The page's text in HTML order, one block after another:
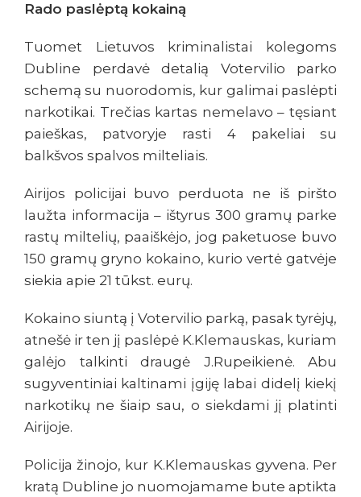
Rado paslėptą kokainą
Tuomet Lietuvos kriminalistai kolegoms
Dubline perdavė detalią Votervilio parko
schemą su nuorodomis, kur galimai paslėpti
narkotikai. Trečias kartas nemelavo – tęsiant
paieškas, patvoryje rasti 4 pakeliai su
balkšvos spalvos milteliais.
Airijos policijai buvo perduota ne iš piršto
laužta informacija – ištyrus 300 gramų parke
rastų miltelių, paaiškėjo, jog paketuose buvo
150 gramų gryno kokaino, kurio vertė gatvėje
siekia apie 21 tūkst. eurų.
Kokaino siuntą į Votervilio parką, pasak tyrėjų,
atnešė ir ten jį paslėpė K.Klemauskas, kuriam
galėjo talkinti draugė J.Rupeikienė. Abu
sugyventiniai kaltinami įgiję labai didelį kiekį
narkotikų ne šiaip sau, o siekdami jį platinti
Airijoje.
Policija žinojo, kur K.Klemauskas gyvena. Per
kratą Dubline jo nuomojamame bute aptikta